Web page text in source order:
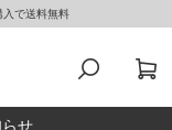
で送料無料
せ